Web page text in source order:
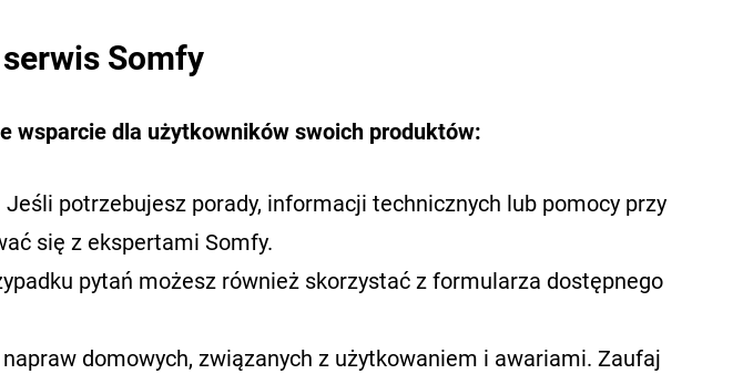
Somfy
wsparcie dla użytkowników swoich produktów:
Jeśli potrzebujesz porady, informacji technicznych lub pomocy przy
się z ekspertami Somfy.
pytań możesz również skorzystać z formularza dostępnego
napraw domowych, związanych z użytkowaniem i awariami. Zaufaj